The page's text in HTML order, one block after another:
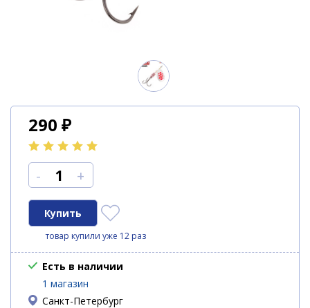
290 ₽
- +
товар купили уже 12 раз
Есть в наличии
1 магазин
Санкт-Петербург